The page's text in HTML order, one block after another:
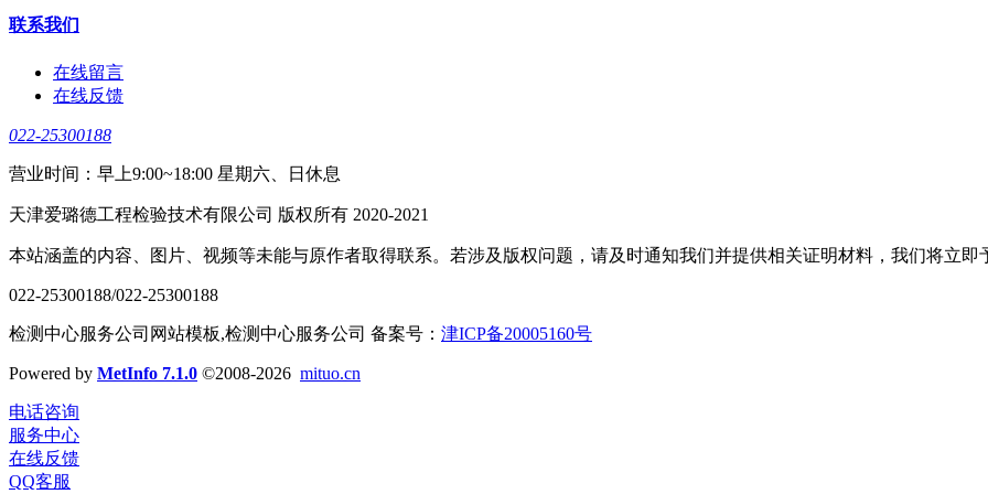
联系我们
在线留言
在线反馈
022-25300188
营业时间：早上9:00~18:00 星期六、日休息
天津爱璐德工程检验技术有限公司 版权所有 2020-2021
本站涵盖的内容、图片、视频等未能与原作者取得联系。若涉及版权问题，请及时通知我们并提供相关证明材料，我们将立即
022-25300188/022-25300188
检测中心服务公司网站模板,检测中心服务公司 备案号： 津ICP备20005160号
Powered by MetInfo 7.1.0 ©2008-2026 mituo.cn
电话咨询
服务中心
在线反馈
QQ客服